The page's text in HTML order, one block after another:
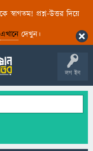
স্বাগতম! প্রশ্ন-উত্তর দিয়ে
এখানেদেখুন।
লগ ইন